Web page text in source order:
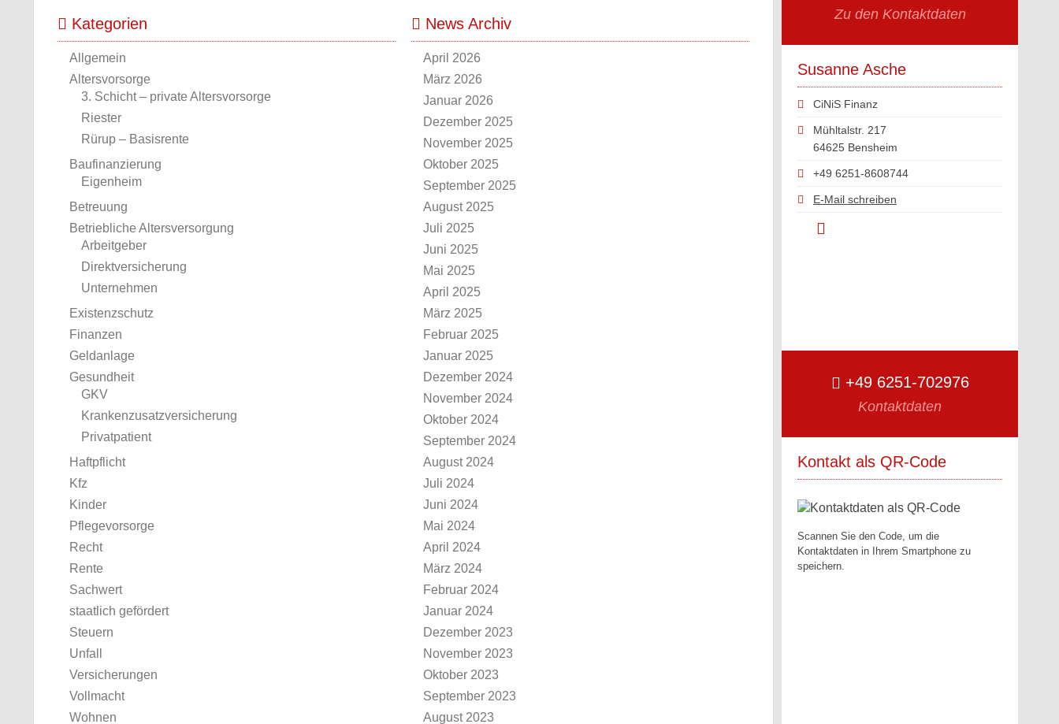
Zu den Kontaktdaten
Susanne Asche
CiNiS Finanz
Mühltalstr. 217
64625 Bensheim
+49 6251-8608744
E-Mail schreiben
+49 6251-702976
Kontaktdaten
Kontakt als QR-Code
Scannen Sie den Code, um die
Kontaktdaten in Ihrem Smartphone zu
speichern.
Kategorien
Allgemein
Altersvorsorge
3. Schicht – private Altersvorsorge
Riester
Rürup – Basisrente
Baufinanzierung
Eigenheim
Betreuung
Betriebliche Altersversorgung
Arbeitgeber
Direktversicherung
Unternehmen
Existenzschutz
Finanzen
Geldanlage
Gesundheit
GKV
Krankenzusatzversicherung
Privatpatient
Haftpflicht
Kfz
Kinder
Pflegevorsorge
Recht
Rente
Sachwert
staatlich gefördert
Steuern
Unfall
Versicherungen
Vollmacht
Wohnen
News Archiv
April 2026
März 2026
Januar 2026
Dezember 2025
November 2025
Oktober 2025
September 2025
August 2025
Juli 2025
Juni 2025
Mai 2025
April 2025
März 2025
Februar 2025
Januar 2025
Dezember 2024
November 2024
Oktober 2024
September 2024
August 2024
Juli 2024
Juni 2024
Mai 2024
April 2024
März 2024
Februar 2024
Januar 2024
Dezember 2023
November 2023
Oktober 2023
September 2023
August 2023